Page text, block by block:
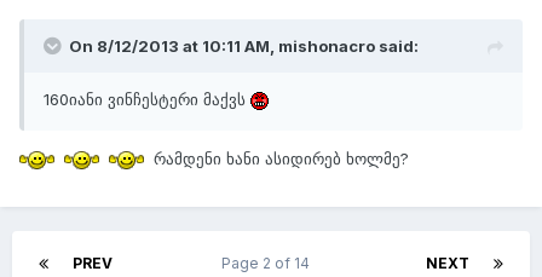
On 8/12/2013 at 10:11 AM, mishonacro said:
160იანი ვინჩესტერი მაქვს
რამდენი ხანი ასიდირებ ხოლმე?
PREV NEXT
Page 2 of 14